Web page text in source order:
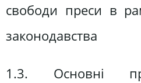
свободи преси в
законодавства
1.3. Основні